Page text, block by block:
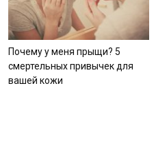
Почему у меня прыщи? 5
смертельных привычек для
вашей кожи